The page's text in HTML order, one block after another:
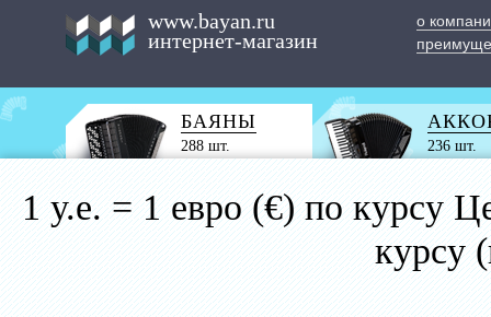
www.bayan.ru
интернет-магазин
о
БАЯНЫ
288 шт. 236 шт.
1 у.е. = 1 евро (€) по курсу
курсу